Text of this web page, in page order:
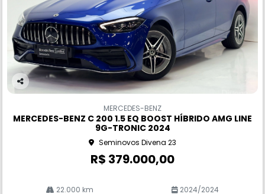
Co
rtil
MERCEDES-BENZ
MERCEDES-BENZ C 200 1.5 EQ BOOST HÍBRIDO AMG LINE
9G-TRONIC 2024
Seminovos Divena 23
R$ 379.000,00
22.000 km 2024/2024